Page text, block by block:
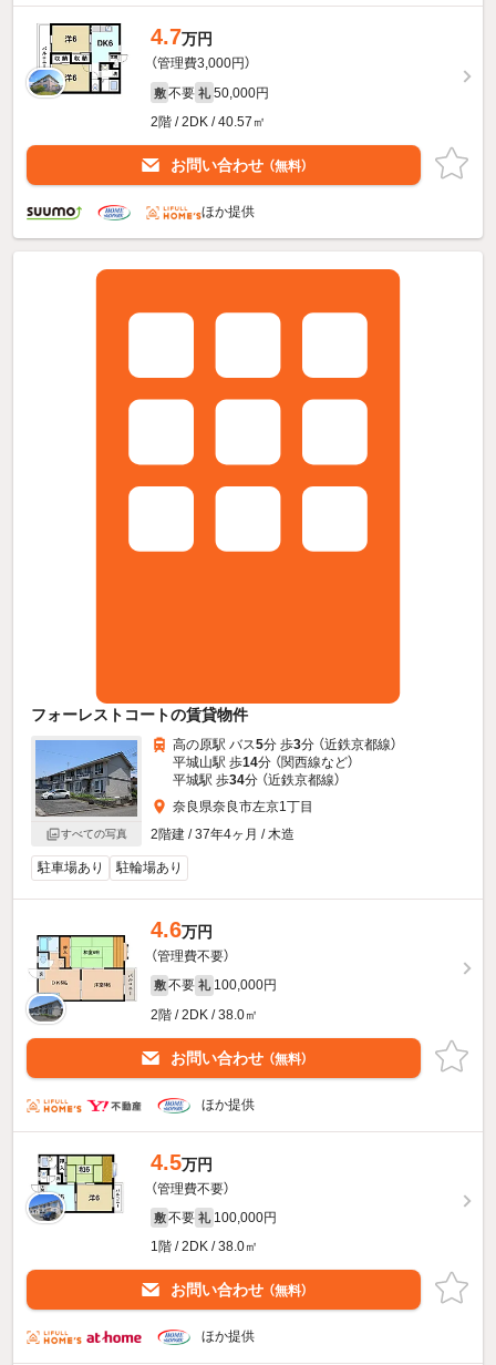
4.7万円
（管理費3,000円）
敷 不要 礼 50,000円
2階 / 2DK / 40.57㎡
お問い合わせ （無料）
ほか提供
フォーレストコートの賃貸物件
すべての写真
高の原駅 バス5分 歩3分 （近鉄京都線）
平城山駅 歩14分 （関西線など）
平城駅 歩34分 （近鉄京都線）
奈良県奈良市左京1丁目
2階建 / 37年4ヶ月 / 木造
駐車場あり 駐輪場あり
4.6万円
（管理費不要）
敷 不要 礼 100,000円
2階 / 2DK / 38.0㎡
お問い合わせ （無料）
ほか提供
4.5万円
（管理費不要）
敷 不要 礼 100,000円
1階 / 2DK / 38.0㎡
お問い合わせ （無料）
ほか提供